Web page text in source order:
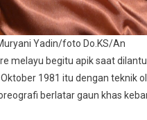
Yadin/foto Do.KS/An
melayu begitu apik saat
1981 itu dengan teknik
berlatar gaun khas